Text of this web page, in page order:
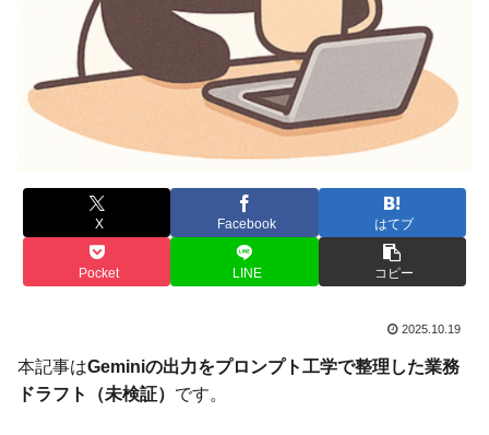
X Facebook はてブ
Pocket LINE コピー
2025.10.19
本記事はGeminiの出力をプロンプト工学で整理した業務
ドラフト（未検証） です。